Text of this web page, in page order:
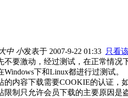
大中 小发表于 2007-9-22 01:33 只看
不要激动，经过测试，在正常情况
Windows下和Linux都进行过测试。
的内容下载需要COOKIE的认证，
限制只允许会员下载的主要原因是